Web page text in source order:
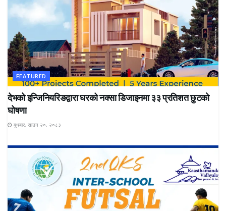
FEATURED
देभको इन्जिनियरिङद्वारा घरको नक्सा डिजाइनमा ३३ प्रतिशत छुटको
घोषणा
बुधबार, साउन २०, २०८३